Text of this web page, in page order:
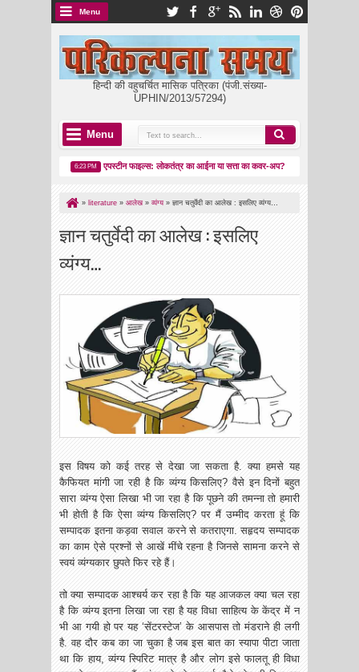
Menu
हिन्दी की वहुचर्चित मासिक पत्रिका (पंजी.संख्या-
UPHIN/2013/57294)
Menu
एपस्टीन फाइल्स: लोकतंत्र का आईना या सत्ता का कवर-अप? 8:05 PM
» literature » आलेख » व्यंग्य » ज्ञान चतुर्वेदी का आलेख : इसलिए व्यंग्य…
ज्ञान चतुर्वेदी का आलेख : इसलिए
व्यंग्य…
इस विषय को कई तरह से देखा जा सकता है. क्या हमसे यह
कैफियत मांगी जा रही है कि व्यंग्य किसलिए? वैसे इन दिनों बहुत
सारा व्यंग्य ऐसा लिखा भी जा रहा है कि पूछने की तमन्ना तो हमारी
भी होती है कि ऐसा व्यंग्य किसलिए? पर मैं उम्मीद करता हूं कि
सम्पादक इतना कड़वा सवाल करने से कतराएगा. सहृदय सम्पादक
का काम ऐसे प्रश्नों से आखें मींचे रहना है जिनसे सामना करने से
स्वयं व्यंग्यकार छुपते फिर रहे हैं।
तो क्या सम्पादक आश्चर्य कर रहा है कि यह आजकल क्या चल रहा
है कि व्यंग्य इतना लिखा जा रहा है यह विधा साहित्य के केंद्र में न
भी आ गयी हो पर यह ‘सेंटरस्टेज’ के आसपास तो मंडराने ही लगी
है. वह दौर कब का जा चुका है जब इस बात का स्यापा पीटा जाता
था कि हाय, व्यंग्य स्पिरिट मात्र है और लोग इसे फालतू ही विधा